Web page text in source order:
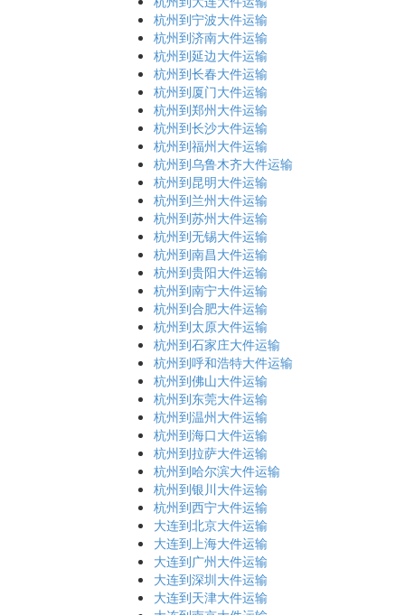
杭州到宁波大件运输
杭州到济南大件运输
杭州到延边大件运输
杭州到长春大件运输
杭州到厦门大件运输
杭州到郑州大件运输
杭州到长沙大件运输
杭州到福州大件运输
杭州到乌鲁木齐大件运输
杭州到昆明大件运输
杭州到兰州大件运输
杭州到苏州大件运输
杭州到无锡大件运输
杭州到南昌大件运输
杭州到贵阳大件运输
杭州到南宁大件运输
杭州到合肥大件运输
杭州到太原大件运输
杭州到石家庄大件运输
杭州到呼和浩特大件运输
杭州到佛山大件运输
杭州到东莞大件运输
杭州到温州大件运输
杭州到海口大件运输
杭州到拉萨大件运输
杭州到哈尔滨大件运输
杭州到银川大件运输
杭州到西宁大件运输
大连到北京大件运输
大连到上海大件运输
大连到广州大件运输
大连到深圳大件运输
大连到天津大件运输